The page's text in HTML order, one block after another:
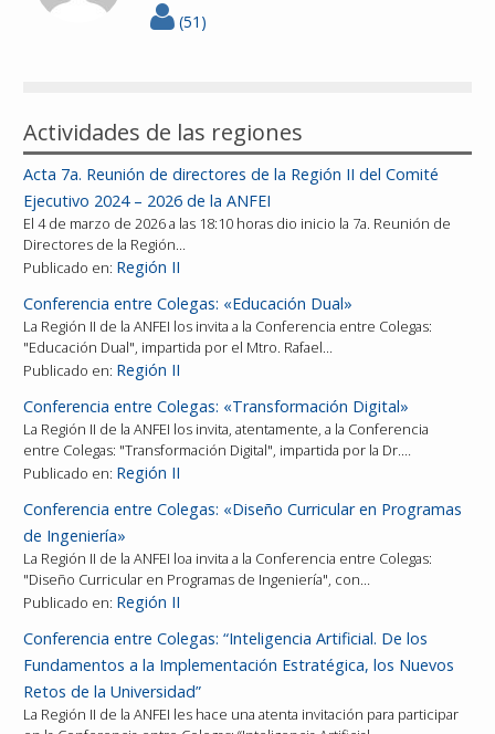
(51)
Actividades de las regiones
Acta 7a. Reunión de directores de la Región II del Comité
Ejecutivo 2024 – 2026 de la ANFEI
El 4 de marzo de 2026 a las 18:10 horas dio inicio la 7a. Reunión de
Directores de la Región…
Publicado en: Región II
Conferencia entre Colegas: «Educación Dual»
La Región II de la ANFEI los invita a la Conferencia entre Colegas:
"Educación Dual", impartida por el Mtro. Rafael…
Publicado en: Región II
Conferencia entre Colegas: «Transformación Digital»
La Región II de la ANFEI los invita, atentamente, a la Conferencia
entre Colegas: "Transformación Digital", impartida por la Dr.…
Publicado en: Región II
Conferencia entre Colegas: «Diseño Curricular en Programas
de Ingeniería»
La Región II de la ANFEI loa invita a la Conferencia entre Colegas:
"Diseño Curricular en Programas de Ingeniería", con…
Publicado en: Región II
Conferencia entre Colegas: “Inteligencia Artificial. De los
Fundamentos a la Implementación Estratégica, los Nuevos
Retos de la Universidad”
La Región II de la ANFEI les hace una atenta invitación para participar